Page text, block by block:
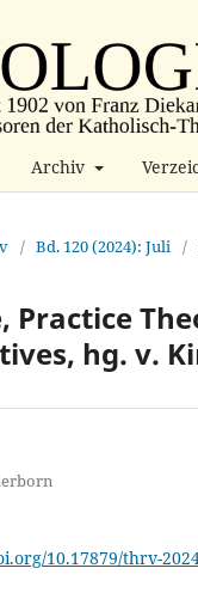
Archiv
/ Bd. 120 (2024): Juli /
Practice
hg. v.
10.17879/thrv-